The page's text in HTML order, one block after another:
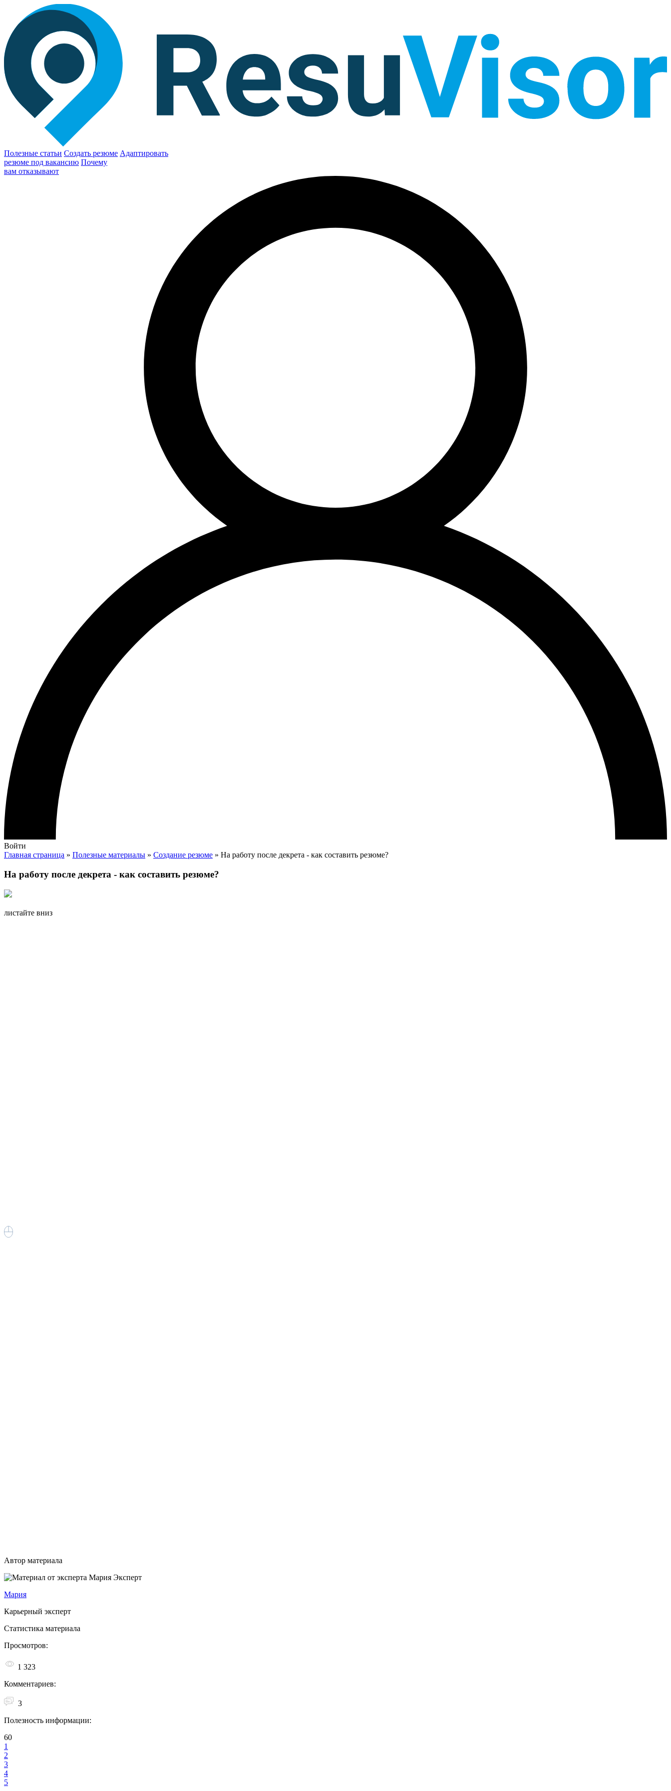
Полезные статьи Создать резюме Адаптировать
резюме под вакансию Почему
вам отказывают
Войти
Главная страница » Полезные материалы » Создание резюме » На работу после декрета - как составить резюме?
На работу после декрета - как составить резюме?
листайте вниз
Автор материала
Эксперт
Мария
Карьерный эксперт
Статистика материала
Просмотров:
1 323
Комментариев:
3
Полезность информации:
60
1
2
3
4
5